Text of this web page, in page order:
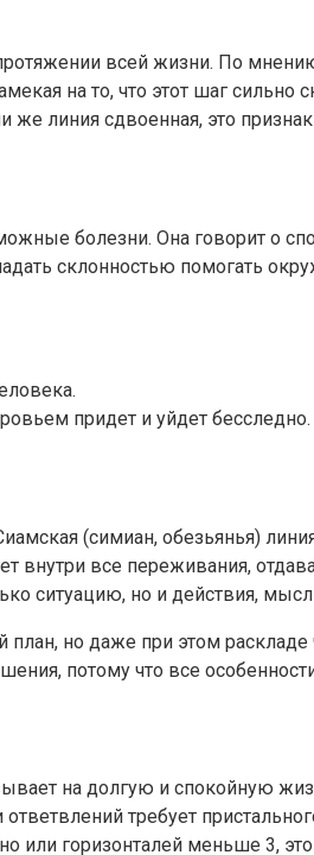
всей жизни. По
на то, что этот шаг
линия сдвоенная, это
болезни. Она говорит о
склонностью помогать
придет и уйдет бесследно.
(симиан, обезьянья)
все переживания,
ситуацию, но и действия,
но даже при этом
потому что все
на долгую и спокойную
требует
или горизонталей меньше 3,